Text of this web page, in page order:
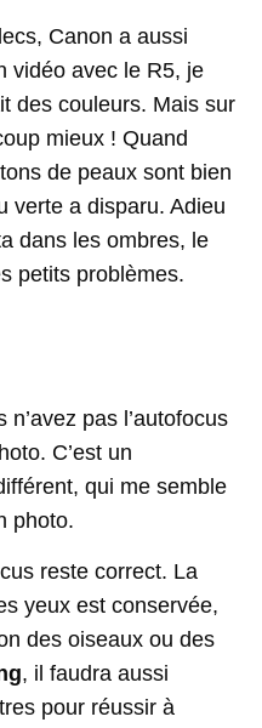
Canon a aussi
vidéo avec le R5, je
des couleurs. Mais sur
mieux ! Quand
de peaux sont bien
verte a disparu. Adieu
dans les ombres, le
petits problèmes.
pas l’autofocus
C’est un
qui me semble
photo.
reste correct. La
yeux est conservée,
des oiseaux ou des
, il faudra aussi
pour réussir à